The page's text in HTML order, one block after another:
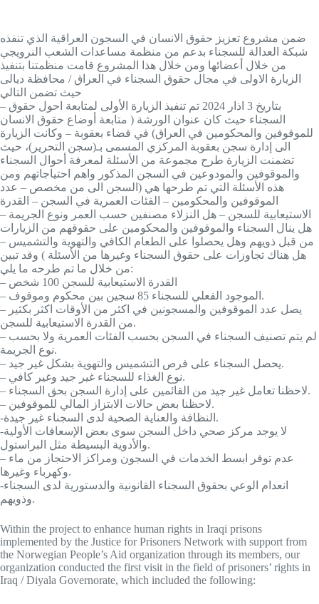
ضمن مشروع تعزيز حقوق الانسان في السجون العراقية الذي تنفذه
شبكة العدالة للسجناء بدعم من منظمة مساعدات الشعب النرويجي
من خلال أعضائها ومن خلال هذا المشروع قامت منظمتنا بتنفيذ
الزيارة الاولى في مجال حقوق السجناء في العراق / محافظة ديالى
حيث تضمن التالي
– بتاريخ 3 اذار 2024 تم تنفيذ الزيارة الأولى لمتابعة احول حقوق
السجناء حيث كان عنوان الورشة ( متابعة أوضاع حقوق الانسان
للموقوفين والمحكومين في العراق) في قضاء بعقوبة – وكانت الزيارة
الى إدارة سجن بعقوبة المركزي المسمى بـ(سجن التحرير)، حيث
تضمنت الزيارة طرح مجموعة من الأسئلة لمعرفة أحوال السجناء
والموقوفين والمودوعين في السجن المذكور واهم احتياجاتهم ومن
هذه الأسئلة التي تم طرحها هي (السجن الى من مخصص – عدد
الموقوفين والمحكومين – الفئات العمرية في السجن – القدرة
الاستيعابية للسجن – هل النزلاء مصنفين حسب العمر ونوع الجريمة –
هل ينال السجناء والموقوفين والمحكومين على حقوقهم من الزيارات
من قبل ذويهم وهل يحصلوا على الطعام الكافي والتهوية والتشميس –
هل هناك تجاوزات على حقوق السجناء وغيرها من الأسئلة ) وقد تبين
من خلال ما تم طرحه ما يلي:
– القدرة الاستيعابية للسجن 100 شخص
– الموجود الفعلي للسجناء 85 سجين بين محكوم وموقوف.
– يصل عدد الموقوفين والمسجونين في اكثر من الأوقات اكثر بكثير
من القدرة الاستيعابية للسجن.
– لم يتم تصنيف السجناء في السجن بحسب الفئات العمرية ولا بحسب
نوع الجريمة.
– يحصل السجناء على فرص التشميس والتهوية بشكل غير جيد.
– نوع الغذاء للسجناء غير جيد وغير كافي.
– لاحظنا تعامل غير جيد من القائمين على إدارة السجن بحق السجناء.
– لاحظنا بعض حالات الابتزاز المالي للموقوفين.
-النظافة والعناية الصحية لدى السجناء غير جيدة.
-لا يوجد مركز صحي داخل السجن سوى بعض الإسعافات الأولية
والأدوية البسيطة مثل البراستول.
– عدم توفر ابسط الخدمات في السجون ومراكز الاحتجاز من ماء
وكهرباء وغيرها.
-انعدام الوعي بحقوق السجناء القانونية والدستورية لدى السجناء
وذويهم.
Within the project to enhance human rights in Iraqi prisons
implemented by the Justice for Prisoners Network with support from
the Norwegian People’s Aid organization through its members, our
organization conducted the first visit in the field of prisoners’ rights in
Iraq / Diyala Governorate, which included the following: